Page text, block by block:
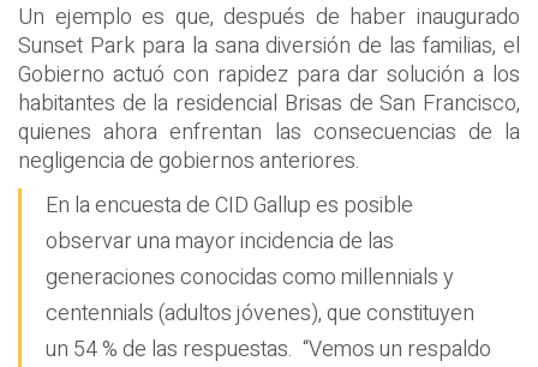
Un ejemplo es que, después de haber inaugurado
Sunset Park para la sana diversión de las familias, el
Gobierno actuó con rapidez para dar solución a los
habitantes de la residencial Brisas de San Francisco,
quienes ahora enfrentan las consecuencias de la
negligencia de gobiernos anteriores.
En la encuesta de CID Gallup es posible
observar una mayor incidencia de las
generaciones conocidas como millennials y
centennials (adultos jóvenes), que constituyen
un 54 % de las respuestas. “Vemos un respaldo